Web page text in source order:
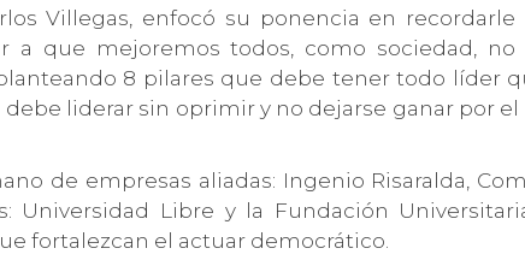
Villegas, enfocó su ponencia en
que mejoremos todos, como sociedad, no
8 pilares que debe tener todo líder
liderar sin oprimir y no dejarse ganar por
de empresas aliadas: Ingenio Risaralda,
Universidad Libre y la Fundación
fortalezcan el actuar democrático.